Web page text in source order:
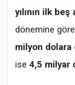
yılının ilk beş
dönemine göre
milyon dolara
ise 4,5 milyar